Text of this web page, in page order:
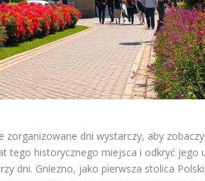
zorganizowane dni wystarczy, aby
tego historycznego miejsca i odkryć jego
dni. Gniezno, jako pierwsza stolica